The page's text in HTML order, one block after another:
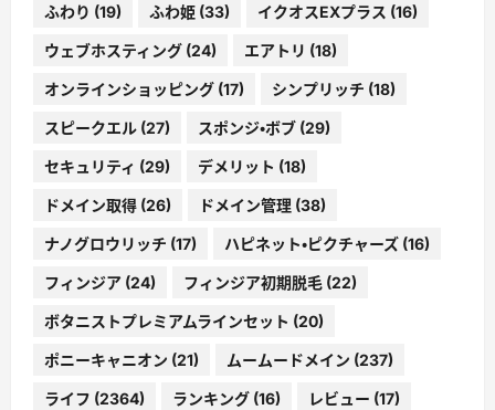
ふわり (19) ふわ姫 (33) イクオスEXプラス (16)
ウェブホスティング (24) エアトリ (18)
オンラインショッピング (17) シンプリッチ (18)
スピークエル (27) スポンジ・ボブ (29)
セキュリティ (29) デメリット (18)
ドメイン取得 (26) ドメイン管理 (38)
ナノグロウリッチ (17) ハピネット・ピクチャーズ (16)
フィンジア (24) フィンジア初期脱毛 (22)
ボタニストプレミアムラインセット (20)
ポニーキャニオン (21) ムームードメイン (237)
ライフ (2364) ランキング (16) レビュー (17)